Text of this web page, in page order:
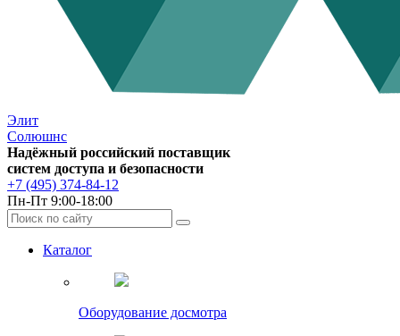
Элит
Солюшнс
Надёжный российский поставщик
систем доступа и безопасности
+7 (495) 374-84-12
Пн-Пт 9:00-18:00
Каталог
Оборудование досмотра